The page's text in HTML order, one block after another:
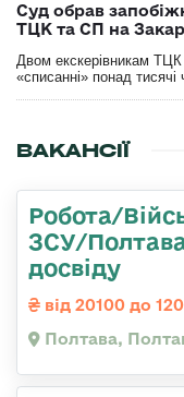
Суд обрав
ТЦК та СП на
Двом екскерівникам
«списанні» понад тисячі
ВАКАНСІЇ
Робота/
ЗСУ/
досвіду
від 20100 до
Полтава,